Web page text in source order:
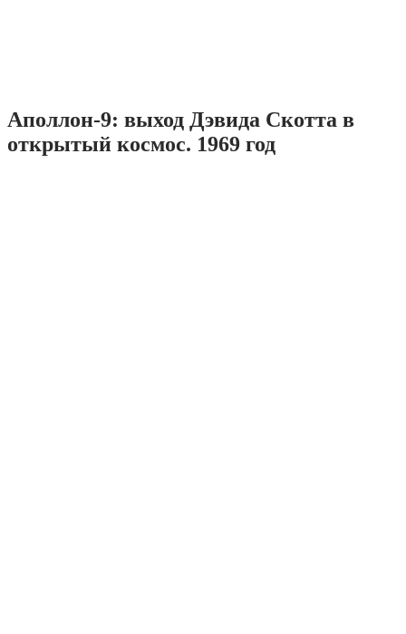
Аполлон-9: выход Дэвида Скотта в
открытый космос. 1969 год